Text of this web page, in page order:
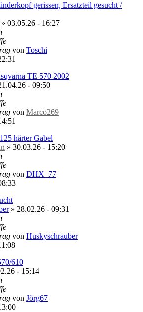
gerissen, Ersatzteil gesucht /
» 03.05.26 - 16:27
von Toschi
TE 570 2002
- 09:50
von Marco269
härter Gabel
» 30.03.26 - 15:20
von DHX_77
» 28.02.26 - 09:31
von Huskyschrauber
610
- 15:14
von Jörg67